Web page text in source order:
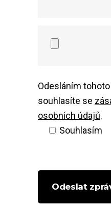
Odesláním
souhlasíte se
osobních údajů.
Souhlasím
Odeslat